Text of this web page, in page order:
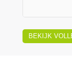
BEKIJK